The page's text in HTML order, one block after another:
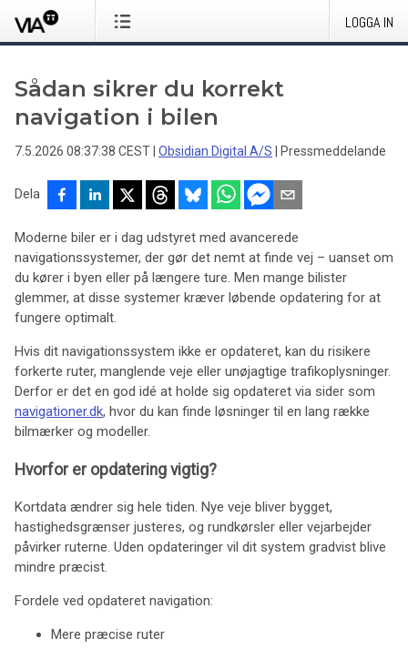
LOGGA IN
Sådan sikrer du korrekt
navigation i bilen
7.5.2026 08:37:38 CEST Obsidian Digital A/S Pressmeddelande
Dela
Moderne biler er i dag udstyret med avancerede
navigationssystemer, der gør det nemt at finde vej – uanset om
du kører i byen eller på længere ture. Men mange bilister
glemmer, at disse systemer kræver løbende opdatering for at
fungere optimalt.
Hvis dit navigationssystem ikke er opdateret, kan du risikere
forkerte ruter, manglende veje eller unøjagtige trafikoplysninger.
Derfor er det en god idé at holde sig opdateret via sider som
navigationer.dk, hvor du kan finde løsninger til en lang række
bilmærker og modeller.
Hvorfor er opdatering vigtig?
Kortdata ændrer sig hele tiden. Nye veje bliver bygget,
hastighedsgrænser justeres, og rundkørsler eller vejarbejder
påvirker ruterne. Uden opdateringer vil dit system gradvist blive
mindre præcist.
Fordele ved opdateret navigation:
Mere præcise ruter